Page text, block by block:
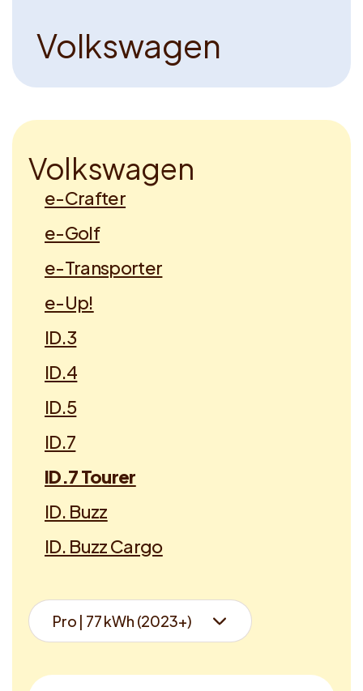
Volkswagen
Volkswagen
e-Crafter
e-Golf
e-Transporter
e-Up!
ID.3
ID.4
ID.5
ID.7
ID.7 Tourer
ID. Buzz
ID. Buzz Cargo